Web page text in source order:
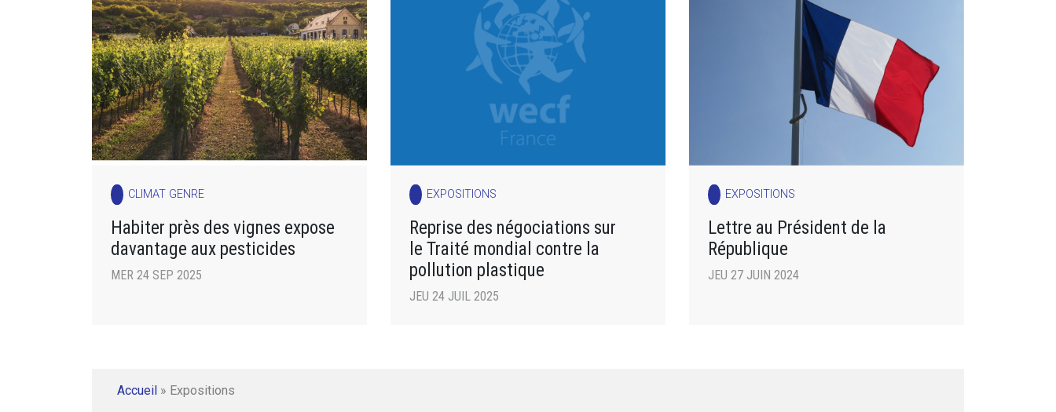
CLIMAT GENRE
Habiter près des vignes expose
davantage aux pesticides
MER 24 SEP 2025
EXPOSITIONS
Reprise des négociations sur
le Traité mondial contre la
pollution plastique
JEU 24 JUIL 2025
EXPOSITIONS
Lettre au Président de la
République
JEU 27 JUIN 2024
Accueil » Expositions